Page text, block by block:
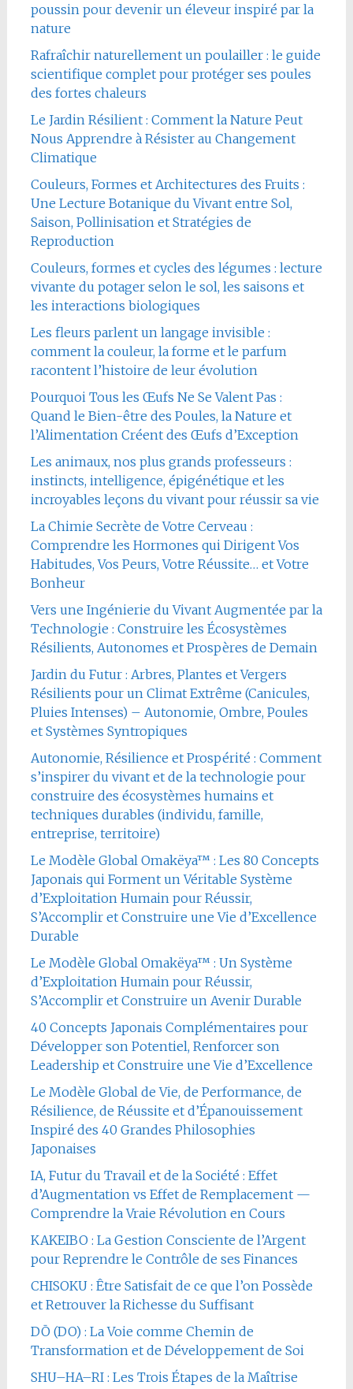
poussin pour devenir un éleveur inspiré par la
nature
Rafraîchir naturellement un poulailler : le guide
scientifique complet pour protéger ses poules
des fortes chaleurs
Le Jardin Résilient : Comment la Nature Peut
Nous Apprendre à Résister au Changement
Climatique
Couleurs, Formes et Architectures des Fruits :
Une Lecture Botanique du Vivant entre Sol,
Saison, Pollinisation et Stratégies de
Reproduction
Couleurs, formes et cycles des légumes : lecture
vivante du potager selon le sol, les saisons et
les interactions biologiques
Les fleurs parlent un langage invisible :
comment la couleur, la forme et le parfum
racontent l’histoire de leur évolution
Pourquoi Tous les Œufs Ne Se Valent Pas :
Quand le Bien-être des Poules, la Nature et
l’Alimentation Créent des Œufs d’Exception
Les animaux, nos plus grands professeurs :
instincts, intelligence, épigénétique et les
incroyables leçons du vivant pour réussir sa vie
La Chimie Secrète de Votre Cerveau :
Comprendre les Hormones qui Dirigent Vos
Habitudes, Vos Peurs, Votre Réussite… et Votre
Bonheur
Vers une Ingénierie du Vivant Augmentée par la
Technologie : Construire les Écosystèmes
Résilients, Autonomes et Prospères de Demain
Jardin du Futur : Arbres, Plantes et Vergers
Résilients pour un Climat Extrême (Canicules,
Pluies Intenses) – Autonomie, Ombre, Poules
et Systèmes Syntropiques
Autonomie, Résilience et Prospérité : Comment
s’inspirer du vivant et de la technologie pour
construire des écosystèmes humains et
techniques durables (individu, famille,
entreprise, territoire)
Le Modèle Global Omakëya™ : Les 80 Concepts
Japonais qui Forment un Véritable Système
d’Exploitation Humain pour Réussir,
S’Accomplir et Construire une Vie d’Excellence
Durable
Le Modèle Global Omakëya™ : Un Système
d’Exploitation Humain pour Réussir,
S’Accomplir et Construire un Avenir Durable
40 Concepts Japonais Complémentaires pour
Développer son Potentiel, Renforcer son
Leadership et Construire une Vie d’Excellence
Le Modèle Global de Vie, de Performance, de
Résilience, de Réussite et d’Épanouissement
Inspiré des 40 Grandes Philosophies
Japonaises
IA, Futur du Travail et de la Société : Effet
d’Augmentation vs Effet de Remplacement —
Comprendre la Vraie Révolution en Cours
KAKEIBO : La Gestion Consciente de l’Argent
pour Reprendre le Contrôle de ses Finances
CHISOKU : Être Satisfait de ce que l’on Possède
et Retrouver la Richesse du Suffisant
DŌ (DO) : La Voie comme Chemin de
Transformation et de Développement de Soi
SHU–HA–RI : Les Trois Étapes de la Maîtrise